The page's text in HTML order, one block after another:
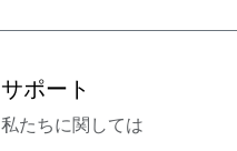
サポート
私たちに関しては